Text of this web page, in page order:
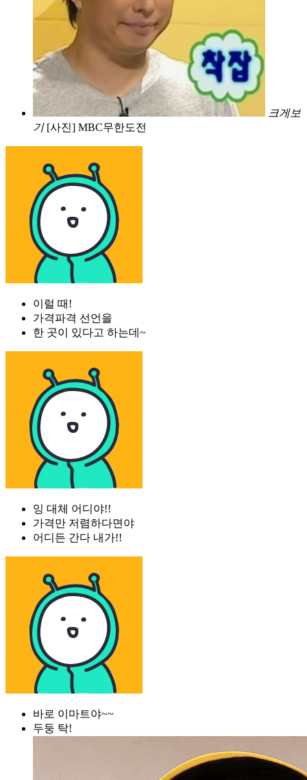
크게보
기 [사진] MBC무한도전
이럴 때!
가격파격 선언을
한 곳이 있다고 하는데~
잉 대체 어디야!!
가격만 저렴하다면야
어디든 간다 내가!!
바로 이마트야~~
두둥 탁!